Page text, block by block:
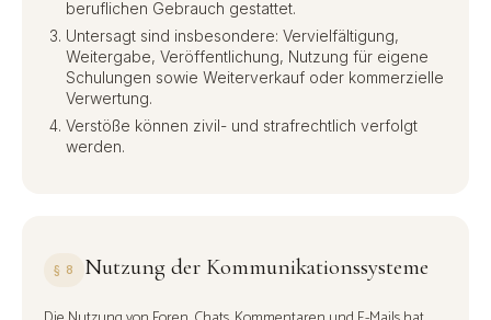
beruflichen Gebrauch gestattet.
Untersagt sind insbesondere: Vervielfältigung,
Weitergabe, Veröffentlichung, Nutzung für eigene
Schulungen sowie Weiterverkauf oder kommerzielle
Verwertung.
Verstöße können zivil- und strafrechtlich verfolgt
werden.
§ 8 Nutzung der Kommunikationssysteme